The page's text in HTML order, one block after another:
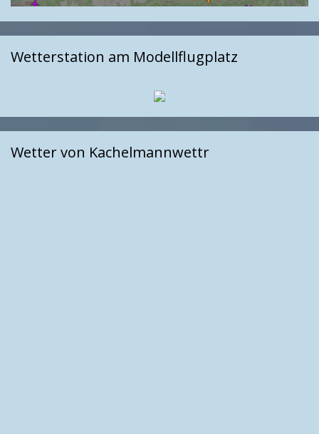
Wetterstation am Modellflugplatz
Wetter von Kachelmannwettr